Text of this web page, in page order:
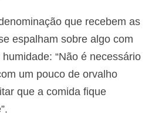
que recebem as
espalham sobre algo com
“Não é necessário
um pouco de orvalho
que a comida fique